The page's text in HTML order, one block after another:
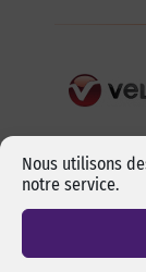
Nous utilisons
notre service.